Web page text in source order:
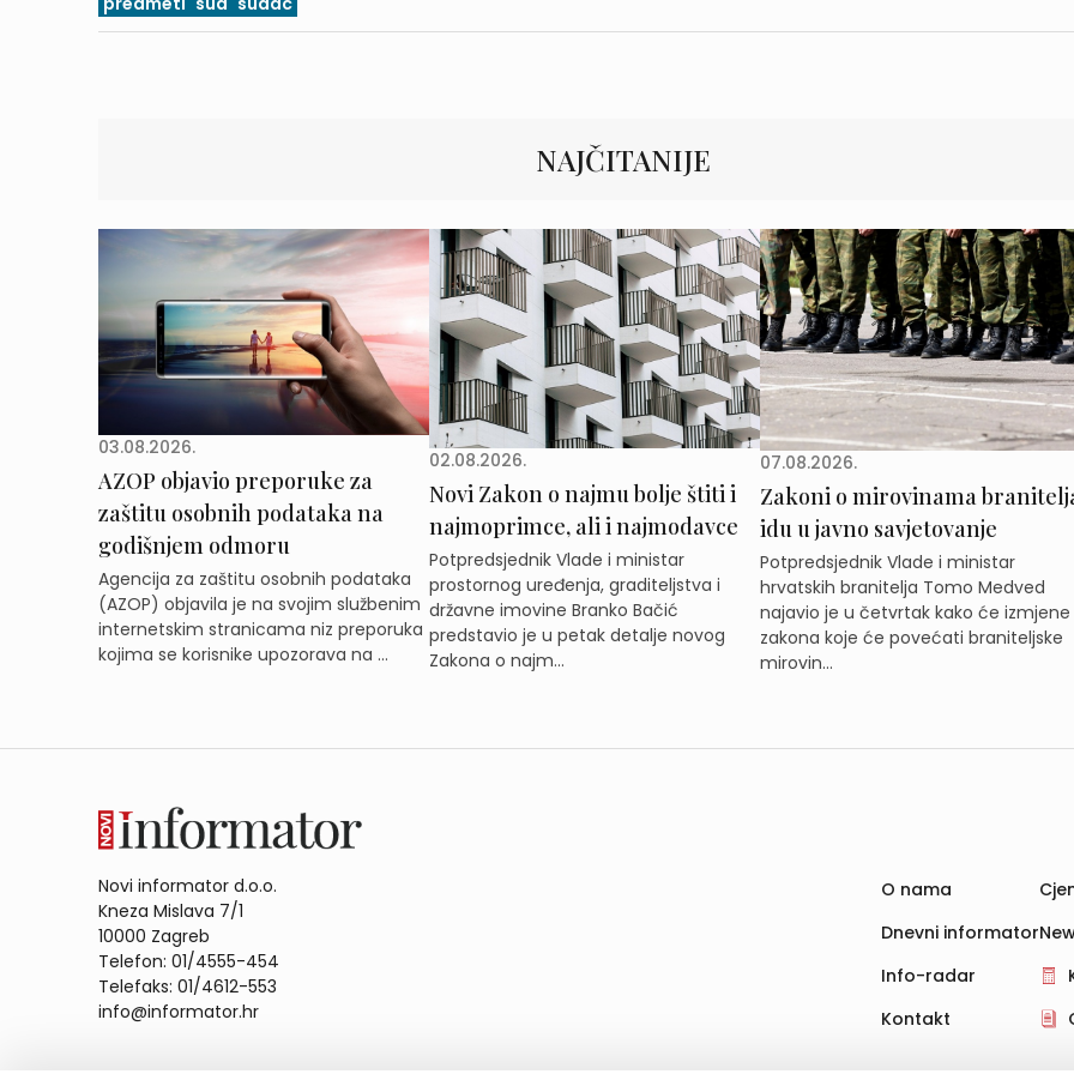
NAJČITANIJE
03.08.2026.
AZOP objavio preporuke za
zaštitu osobnih podataka na
godišnjem odmoru
Agencija za zaštitu osobnih podataka
(AZOP) objavila je na svojim službenim
internetskim stranicama niz preporuka
kojima se korisnike upozorava na ...
02.08.2026.
Novi Zakon o najmu bolje štiti i
najmoprimce, ali i najmodavce
Potpredsjednik Vlade i ministar
prostornog uređenja, graditeljstva i
državne imovine Branko Bačić
predstavio je u petak detalje novog
Zakona o najm...
07.08.2026.
Zakoni o mirovinama
idu u javno savjetovanje
Potpredsjednik Vlade i ministar
hrvatskih branitelja Tomo Medved
najavio je u četvrtak kako će izmjene
zakona koje će povećati braniteljske
mirovin...
Novi informator d.o.o.
Kneza Mislava 7/1
10000 Zagreb
Telefon: 01/4555-454
Telefaks: 01/4612-553
info@informator.hr
O nama
Dnevni informator
Info-radar
Kontakt